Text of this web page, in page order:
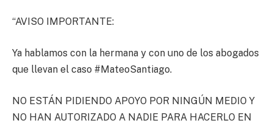
“AVISO IMPORTANTE:
Ya hablamos con la hermana y con uno de los abogados
que llevan el caso #MateoSantiago.
NO ESTÁN PIDIENDO APOYO POR NINGÚN MEDIO Y
NO HAN AUTORIZADO A NADIE PARA HACERLO EN